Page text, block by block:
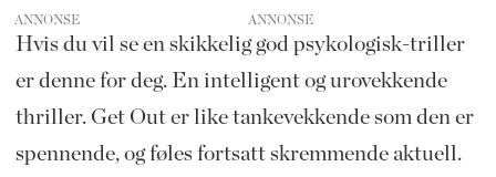
ANNONSE
Hvis du vil se en skikkelig god psykologisk-triller
er denne for deg. En intelligent og urovekkende
thriller. Get Out er like tankevekkende som den er
spennende, og føles fortsatt skremmende aktuell.